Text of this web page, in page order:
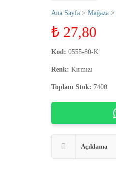
Ana Sayfa > Mağaza >
₺ 27,80
Kod: 0555-80-K
Renk: Kırmızı
Toplam Stok: 7400
Açıklama